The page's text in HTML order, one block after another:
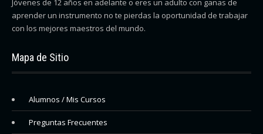
Jóvenes de 12 años en adelante o eres un adulto con ganas de
aprender un instrumento no te pierdas la oportunidad de trabajar
con los mejores maestros del mundo.
Mapa de Sitio
Alumnos / Mis Cursos
Preguntas Frecuentes